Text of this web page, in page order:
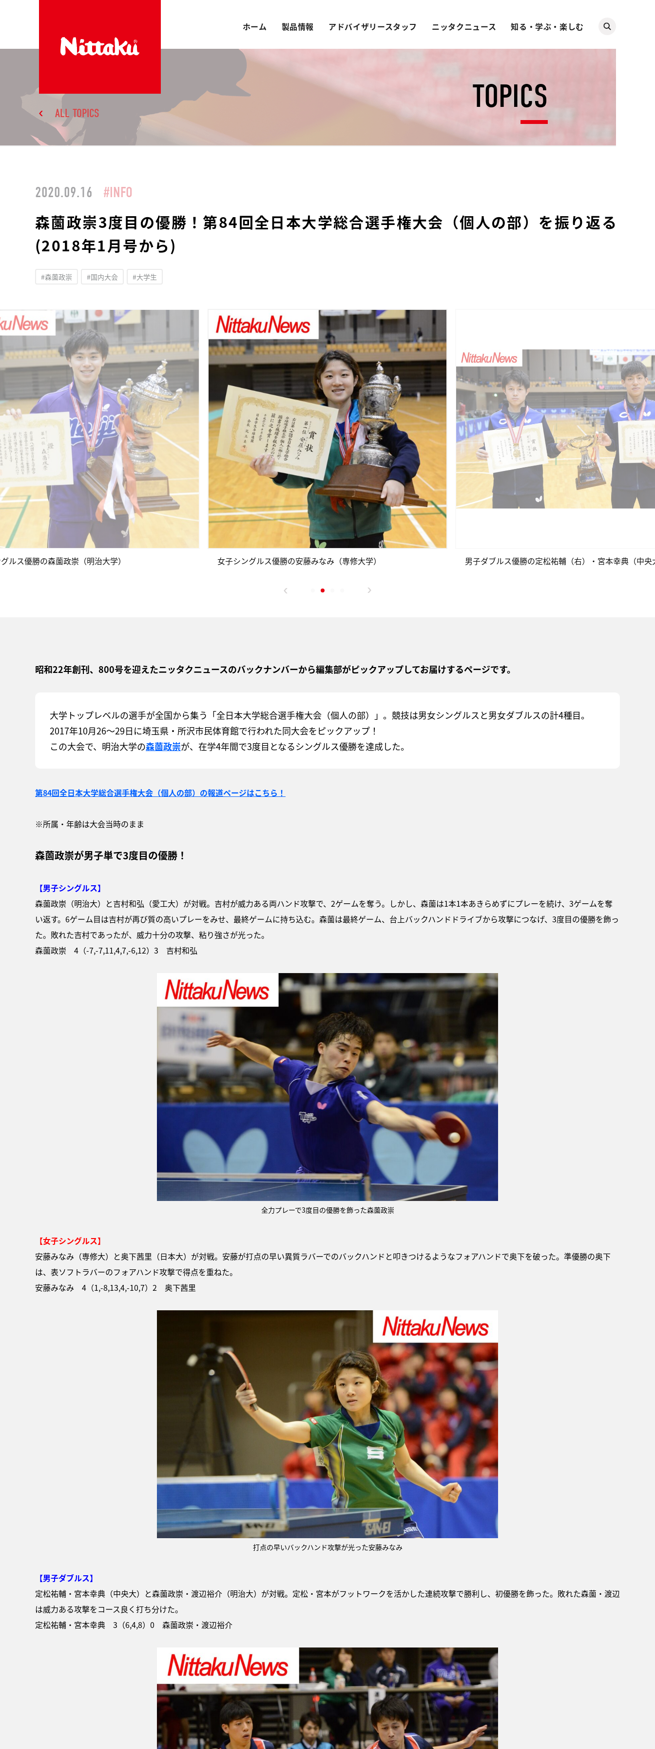
ホーム 製品情報 アドバイザリースタッフ ニッタクニュース 知る・学ぶ・楽しむ
TOPICS
ALL TOPICS
2020.09.16 #INFO
森薗政崇3度目の優勝！第84回全日本大学総合選手権大会（個人の部）を振り返る
(2018年1月号から)
#森薗政崇 #国内大会 #大学生
ルス優勝の森薗政崇（明治大学） 女子シングルス優勝の安藤みなみ（専修大学） 男子ダブルス優勝の定松祐輔（右）・宮本幸典（中央
昭和22年創刊、800号を迎えたニッタクニュースのバックナンバーから編集部がピックアップしてお届けするページです。
大学トップレベルの選手が全国から集う「全日本大学総合選手権大会（個人の部）」。競技は男女シングルスと男女ダブルスの計4種目。
2017年10月26～29日に埼玉県・所沢市民体育館で行われた同大会をピックアップ！
この大会で、明治大学の森薗政崇が、在学4年間で3度目となるシングルス優勝を達成した。
第84回全日本大学総合選手権大会（個人の部）の報道ページはこちら！
※所属・年齢は大会当時のまま
森薗政崇が男子単で3度目の優勝！
【男子シングルス】
森薗政崇（明治大）と吉村和弘（愛工大）が対戦。吉村が威力ある両ハンド攻撃で、2ゲームを奪う。しかし、森薗は1本1本あきらめずにプレーを続け、3ゲームを奪
い返す。6ゲーム目は吉村が再び質の高いプレーをみせ、最終ゲームに持ち込む。森薗は最終ゲーム、台上バックハンドドライブから攻撃につなげ、3度目の優勝を飾っ
た。敗れた吉村であったが、威力十分の攻撃、粘り強さが光った。
森薗政崇 4（-7,-7,11,4,7,-6,12）3 吉村和弘
全力プレーで3度目の優勝を飾った森薗政崇
【女子シングルス】
安藤みなみ（専修大）と奥下茜里（日本大）が対戦。安藤が打点の早い異質ラバーでのバックハンドと叩きつけるようなフォアハンドで奥下を破った。準優勝の奥下
は、表ソフトラバーのフォアハンド攻撃で得点を重ねた。
安藤みなみ 4（1,-8,13,4,-10,7）2 奥下茜里
打点の早いバックハンド攻撃が光った安藤みなみ
【男子ダブルス】
定松祐輔・宮本幸典（中央大）と森薗政崇・渡辺裕介（明治大）が対戦。定松・宮本がフットワークを活かした連続攻撃で勝利し、初優勝を飾った。敗れた森薗・渡辺
は威力ある攻撃をコース良く打ち分けた。
定松祐輔・宮本幸典 3（6,4,8）0 森薗政崇・渡辺裕介